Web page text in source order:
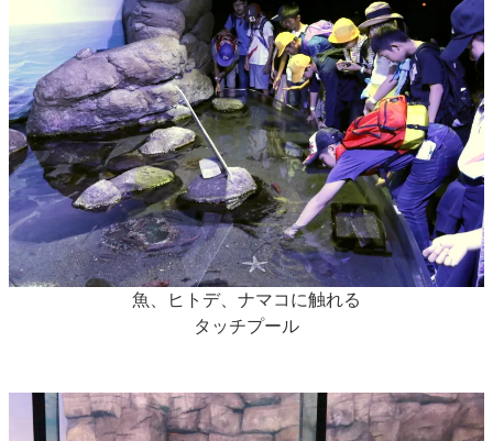
魚、ヒトデ、ナマコに触れる
タッチプール